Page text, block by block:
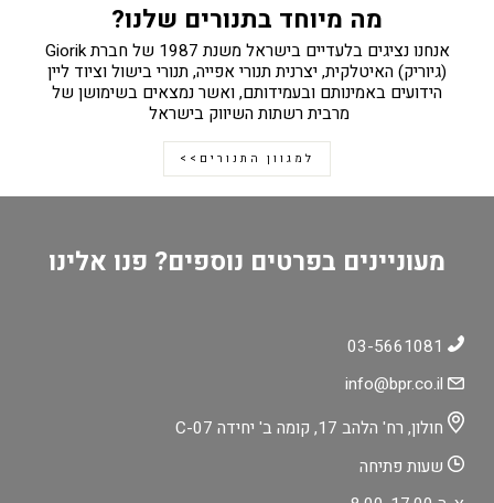
מה מיוחד בתנורים שלנו?
אנחנו נציגים בלעדיים בישראל משנת 1987 של חברת Giorik
(גיוריק) האיטלקית, יצרנית תנורי אפייה, תנורי בישול וציוד ליין
הידועים באמינותם ובעמידותם, ואשר נמצאים בשימושן של
מרבית רשתות השיווק בישראל
למגוון התנורים>>
מעוניינים בפרטים נוספים? פנו אלינו
חולון, רח' הלהב 17, קומה ב' יחידה C-07
שעות פתיחה